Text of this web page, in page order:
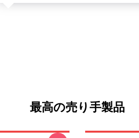
最高の売り手製品